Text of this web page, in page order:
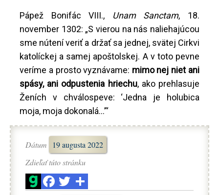
Pápež Bonifác VIII., Unam Sanctam, 18.
november 1302: „S vierou na nás naliehajúcou
sme nútení veriť a držať sa jednej, svätej Cirkvi
katolíckej a samej apoštolskej. A v toto pevne
veríme a prosto vyznávame: mimo nej niet ani
spásy, ani odpustenia hriechu, ako prehlasuje
Ženích v chválospeve: ‘Jedna je holubica
moja, moja dokonalá...’“
Dátum
19 augusta 2022
Zdieľať túto stránku